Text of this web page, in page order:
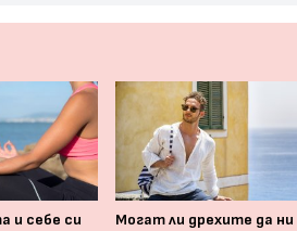
и себе си
Могат ли дрехите да ни